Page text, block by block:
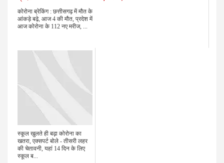
कोरोना ब्रेकिंग : छत्तीसगढ़ में मौत के
आंकड़े बढ़े, आज 4 की मौत, प्रदेश में
आज कोरोना के 112 नए मरीज, ...
स्कूल खुलते ही बढ़ा कोरोना का
खतरा, एक्सपर्ट बोले - तीसरी लहर
की चेतावनी, यहां 14 दिन के लिए
स्कूल ब...